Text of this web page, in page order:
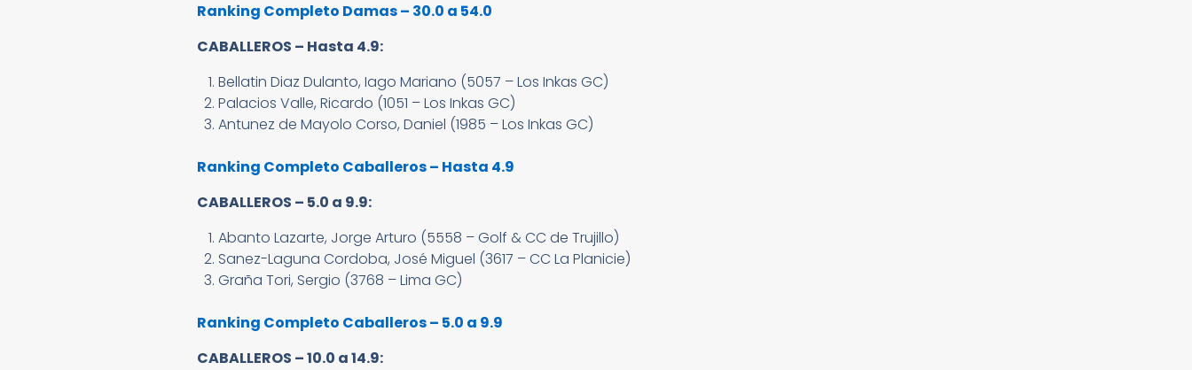
Ranking Completo Damas – 30.0 a 54.0
CABALLEROS – Hasta 4.9:
Bellatin Diaz Dulanto, Iago Mariano (5057 – Los Inkas GC)
Palacios Valle, Ricardo (1051 – Los Inkas GC)
Antunez de Mayolo Corso, Daniel (1985 – Los Inkas GC)
Ranking Completo Caballeros – Hasta 4.9
CABALLEROS – 5.0 a 9.9:
Abanto Lazarte, Jorge Arturo (5558 – Golf & CC de Trujillo)
Sanez-Laguna Cordoba, José Miguel (3617 – CC La Planicie)
Graña Tori, Sergio (3768 – Lima GC)
Ranking Completo Caballeros – 5.0 a 9.9
CABALLEROS – 10.0 a 14.9: